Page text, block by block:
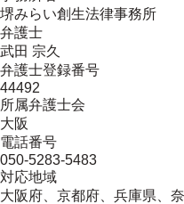
堺みらい創生法律事務所
弁護士
武田 宗久
弁護士登録番号
44492
所属弁護士会
大阪
電話番号
050-5283-5483
対応地域
大阪府、京都府、兵庫県、